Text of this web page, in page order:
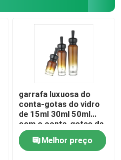
garrafa luxuosa do
conta-gotas do vidro
de 15ml 30ml 50ml
com o conta-gotas da
garrafa de óleo
essencial do tampão
Melhor preço